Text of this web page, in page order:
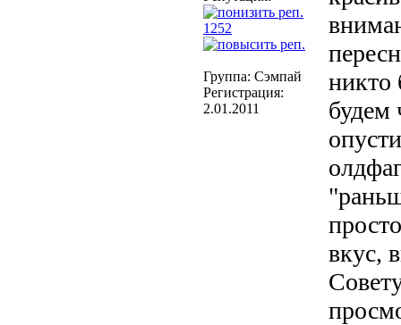
1252
Группа: Сэмпай
Регистрация:
2.01.2011
никто
будем
вкус,